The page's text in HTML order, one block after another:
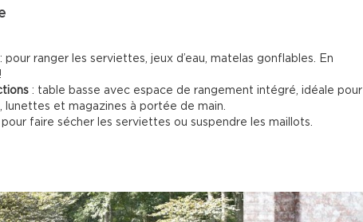
: pour ranger les serviettes, jeux d’eau, matelas gonflables. En
: table basse avec espace de rangement intégré, idéale pour
lunettes et magazines à portée de main.
pour faire sécher les serviettes ou suspendre les maillots.